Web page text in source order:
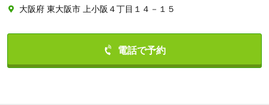
大阪府 東大阪市 上小阪４丁目１４－１５
0667215858